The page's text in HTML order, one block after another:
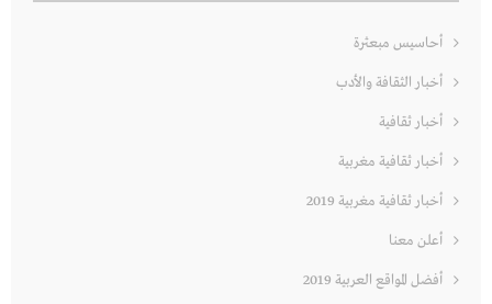
أحاسيس مبعثرة
أخبار الثقافة والأدب
أخبار ثقافية
أخبار ثقافية مغربية
أخبار ثقافية مغربية 2019
أعلن معنا
أفضل المواقع العربية 2019